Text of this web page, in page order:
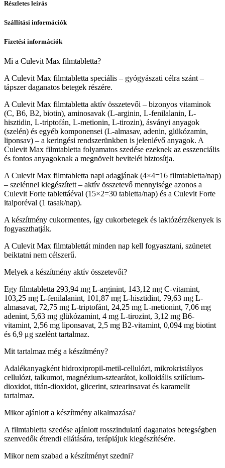
Részletes leírás
Szállítási információk
Fizetési információk
Mi a Culevit Max filmtabletta?
A Culevit Max filmtabletta speciális – gyógyászati célra szánt –
tápszer daganatos betegek részére.
A Culevit Max filmtabletta aktív összetevői – bizonyos vitaminok
(C, B6, B2, biotin), aminosavak (L-arginin, L-fenilalanin, L-
hisztidin, L-triptofán, L-metionin, L-tirozin), ásványi anyagok
(szelén) és egyéb komponensei (L-almasav, adenin, glükózamin,
liponsav) – a keringési rendszerünkben is jelenlévő anyagok. A
Culevit Max filmtabletta folyamatos szedése ezeknek az esszenciális
és fontos anyagoknak a megnövelt bevitelét biztosítja.
A Culevit Max filmtabletta napi adagjának (4×4=16 filmtabletta/nap)
– szelénnel kiegészített – aktív összetevő mennyisége azonos a
Culevit Forte tablettáéval (15×2=30 tabletta/nap) és a Culevit Forte
italporéval (1 tasak/nap).
A készítmény cukormentes, így cukorbetegek és laktózérzékenyek is
fogyaszthatják.
A Culevit Max filmtablettát minden nap kell fogyasztani, szünetet
beiktatni nem célszerű.
Melyek a készítmény aktív összetevői?
Egy filmtabletta 293,94 mg L-arginint, 143,12 mg C-vitamint,
103,25 mg L-fenilalanint, 101,87 mg L-hisztidint, 79,63 mg L-
almasavat, 72,75 mg L-triptofánt, 24,25 mg L-metionint, 7,06 mg
adenint, 5,63 mg glükózamint, 4 mg L-tirozint, 3,12 mg B6-
vitamint, 2,56 mg li­ponsavat, 2,5 mg B2-vitamint, 0,094 mg biotint
és 6,9 μg szelént tartalmaz.
Mit tartalmaz még a készítmény?
Adalékanyagként hidroxipropil-metil-cellulózt, mikrokristályos
cellulózt, talkumot, magnézium-sztearátot, kolloidális szilícium-
dioxidot, titán-dioxidot, glicerint, sztearinsavat és karamellt
tartalmaz.
Mikor ajánlott a készítmény alkalmazása?
A filmtabletta szedése ajánlott rosszindulatú daganatos betegségben
szenvedők étrendi ellátására, terápiájuk kiegészítésére.
Mikor nem szabad a készítményt szedni?